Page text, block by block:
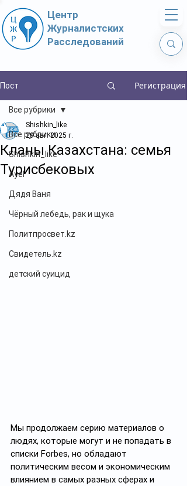
Центр
Журналистских
Расследований
Пост Регистрация
Все рубрики
Shishkin_like
Ayel
Дядя Ваня
Чёрный лебедь, рак и щука
Политпросвет.kz
Свидетель.kz
детский суицид
Все рубрики
Кланы Казахстана: семья
Турисбековых
Shishkin_like
29 авг. 2025 г.
Мы продолжаем серию материалов о
людях, которые могут и не попадать в
списки Forbes, но обладают
политическим весом и экономическим
влиянием в самых разных сферах и